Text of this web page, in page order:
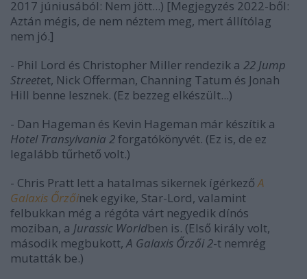
2017 júniusából: Nem jött...) [Megjegyzés 2022-ből:
Aztán mégis, de nem néztem meg, mert állítólag
nem jó.]
- Phil Lord és Christopher Miller rendezik a 22 Jump
Streetet, Nick Offerman, Channing Tatum és Jonah
Hill benne lesznek. (Ez bezzeg elkészült...)
- Dan Hageman és Kevin Hageman már készítik a
Hotel Transylvania 2forgatókönyvét. (Ez is, de ez
legalább tűrhető volt.)
- Chris Pratt lett a hatalmas sikernek ígérkező A
Galaxis Őrzőinek egyike, Star-Lord, valamint
felbukkan még a régóta várt negyedik dínós
moziban, a Jurassic Worldben is. (Első király volt,
második megbukott, A Galaxis Őrzői 2-t nemrég
mutatták be.)